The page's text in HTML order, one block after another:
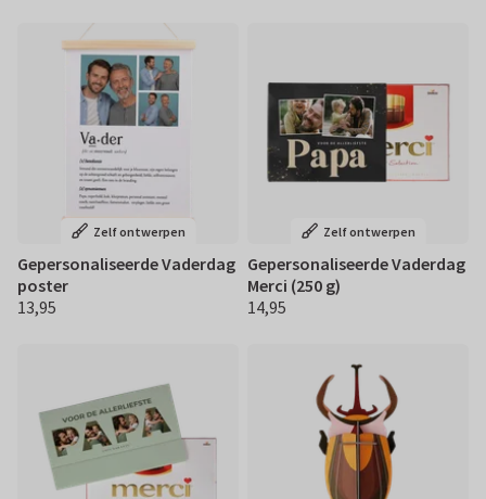
Zelf ontwerpen
Gepersonaliseerde Vaderdag
poster
€ 13,95
13,95
Zelf ontwerpen
Gepersonaliseerde Vaderdag
Merci (250 g)
€ 14,95
14,95